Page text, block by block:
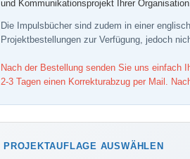
und Kommunikationsprojekt Ihrer Organisation.
Die Impulsbücher sind zudem in einer
Projektbestellungen zur Verfügung, jedoch
Nach der Bestellung senden Sie uns einfach
2-3 Tagen einen Korrekturabzug per Mail.
PROJEKTAUFLAGE AUSWÄHLEN